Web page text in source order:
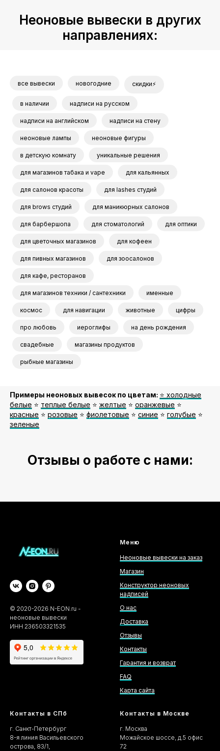
Неоновые вывески в других
направлениях:
все вывески новогодние скидки⚡
в наличии надписи на русском
надписи на английском надписи на стену
неоновые лампы неоновые фигуры
в детскую комнату уникальные решения
для магазинов табака и vape для кальянных
для салонов красоты для lashes студий
для brows студий для маникюрных салонов
для барбершопа для стоматологий для оптики
для цветочных магазинов для кофеен
для пивных магазинов для зоосалонов
для кафе, ресторанов
для магазинов техники / сантехники именные
космос для навигации животные цифры
про любовь иероглифы на день рождения
свадебные магазины продуктов
рыбные магазины
Примеры неоновых вывесок по цветам: ⭐️ холодные
белые ⭐️ теплые белые ⭐️ желтые ⭐️ оранжевые ⭐️
красные ⭐️ розовые ⭐️ фиолетовые ⭐️ синие ⭐️ голубые ⭐️
зеленые
Отзывы о работе с нами:
© 2020-2026 N-EON.ru -
неоновые вывески
ИНН 236503321535
Меню
Неоновые вывески на заказ
Магазин
Конструктор неоновых
надписей
О нас
Доставка
Отзывы
Контакты
Гарантия и возврат
FAQ
Карта сайта
Контакты в СПб
г. Санкт-Петербург
8-я линия Васильевского
острова, 83/1,
Контакты в Москве
г. Москва
Можайское шоссе, д.5 офис
72